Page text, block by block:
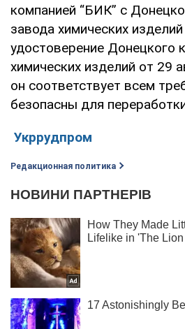
компанией “БИК” с
завода химических
удостоверение Донецкого
химических изделий от 29
он соответствует всем
безопасны для
Укррудпром
Редакционная политика